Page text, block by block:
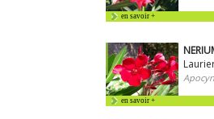
en savoir +
en savoir +